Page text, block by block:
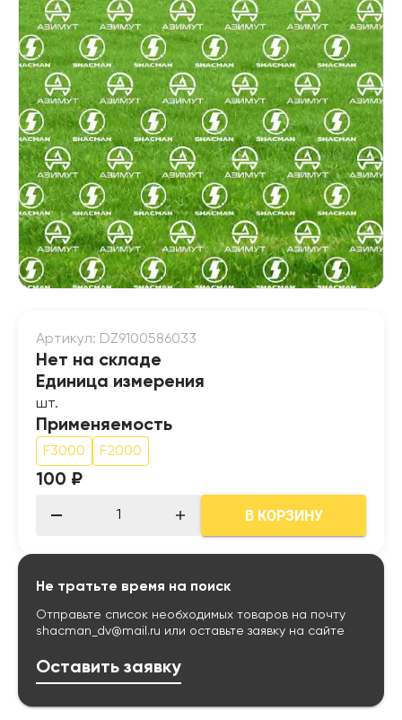
Артикул: DZ9100586033
Нет на складе
Единица измерения
шт.
Применяемость
F3000 F2000
100 ₽
В КОРЗИНУ
Не тратьте время на поиск
Отправьте список необходимых товаров на почту
shacman_dv@mail.ru или оставьте заявку на сайте
Оставить заявку